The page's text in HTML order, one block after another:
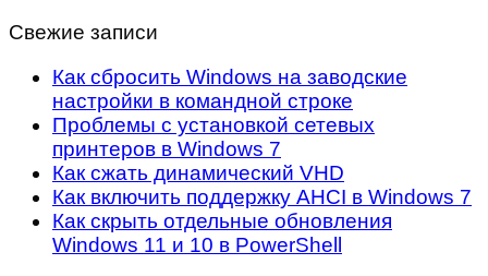
Свежие записи
Как сбросить Windows на заводские
настройки в командной строке
Проблемы с установкой сетевых
принтеров в Windows 7
Как сжать динамический VHD
Как включить поддержку AHCI в Windows 7
Как скрыть отдельные обновления
Windows 11 и 10 в PowerShell